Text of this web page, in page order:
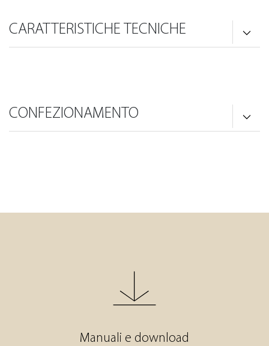
CARATTERISTICHE TECNICHE
CONFEZIONAMENTO
Manuali e download